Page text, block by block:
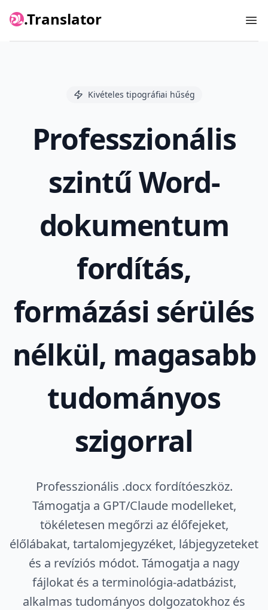
.Translator
Kivételes tipográfiai hűség
Professzionális
szintű Word-
dokumentum
fordítás,
formázási sérülés
nélkül, magasabb
tudományos
szigorral
Professzionális .docx fordítóeszköz.
Támogatja a GPT/Claude modelleket,
tökéletesen megőrzi az élőfejeket,
élőlábakat, tartalomjegyzéket, lábjegyzeteket
és a revíziós módot. Támogatja a nagy
fájlokat és a terminológia-adatbázist,
alkalmas tudományos dolgozatokhoz és